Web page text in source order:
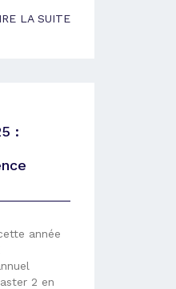
LA SUITE
:
année
2 en